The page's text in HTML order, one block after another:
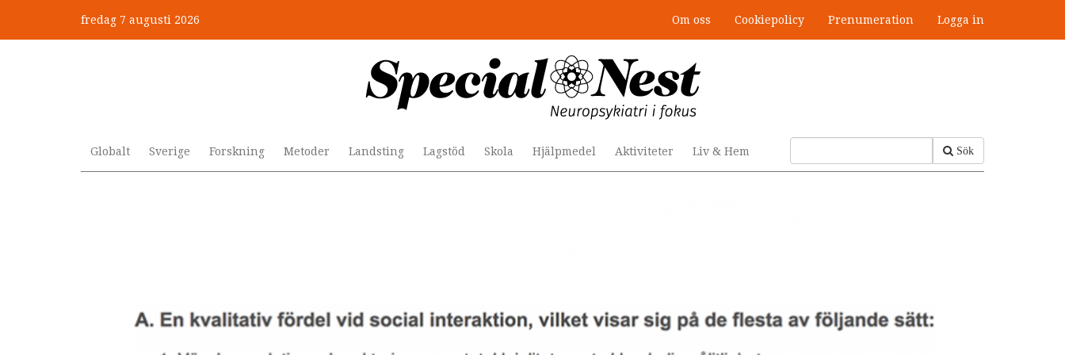
huvudinnehåll
fredag 7 augusti 2026 Om oss Cookiepolicy Prenumeration Logga in
Sök
Globalt Sverige Forskning Metoder Landsting Lagstöd Skola Hjälpmedel Aktiviteter Liv & Hem
”Jobbet gick bra – just därför togs stödet bort”